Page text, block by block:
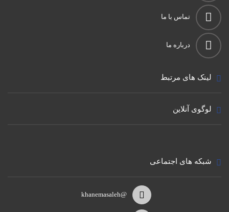
تماس با ما
درباره ما
لینک های مرتبط
لوگوی آنلاین
شبکه های اجتماعی
@khanemasaleh